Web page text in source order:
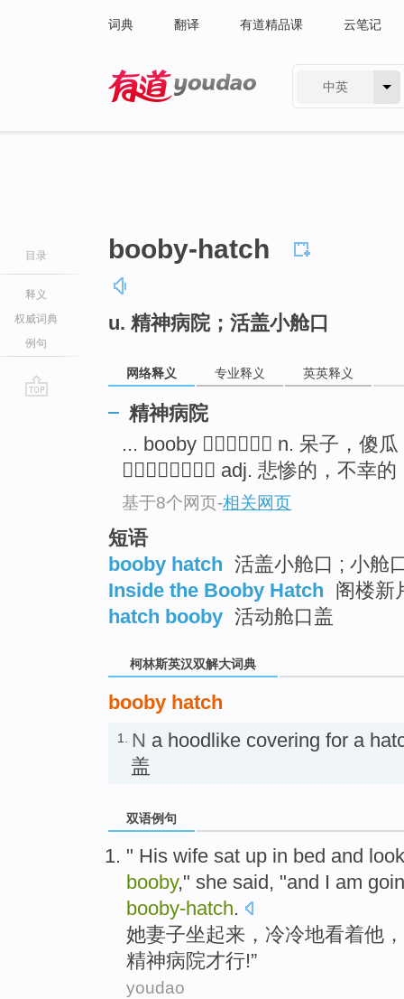
词典 翻译 有道精品课 云笔记
中英
目录
释义
权威词典
例句
booby-hatch
u. 精神病院；活盖小舱口
网络释义 专业释义 英英释义
精神病院
... booby  n. 呆子，傻瓜
 adj. 悲惨的，不幸的
基于8个网页-相关网页
短语
booby hatch 活盖小舱口 ; 小舱
Inside the Booby Hatch 阁楼新
hatch booby 活动舱口盖
柯林斯英汉双解大词典
booby hatch
1. N a hoodlike covering for a
盖
双语例句
" His wife sat up in bed and
booby," she said, "and I am
booby-hatch.
她妻子坐起来 ， 冷冷地看着他
精神病院才行!”
youdao